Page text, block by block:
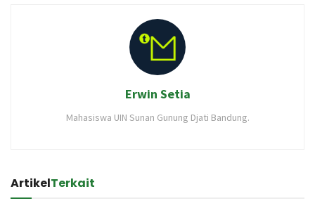
Erwin Setia
Mahasiswa UIN Sunan Gunung Djati Bandung.
ArtikelTerkait